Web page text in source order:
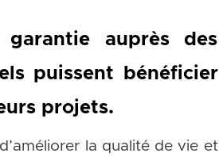
auprès des
puissent bénéficier
projets.
la qualité de vie et